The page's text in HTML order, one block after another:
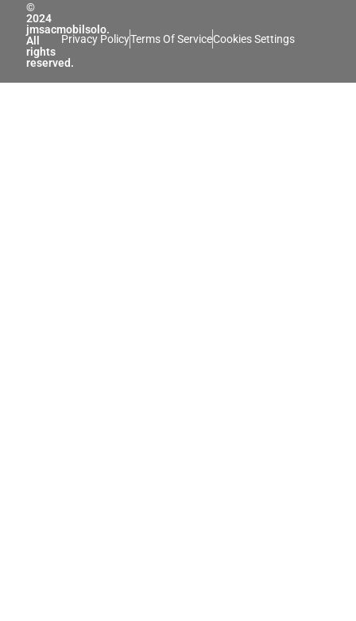
©
2024
jmsacmobilsolo.
All
rights
reserved.
Privacy PolicyTerms Of ServiceCookies Settings